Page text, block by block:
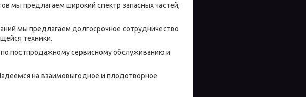
мы предлагаем широкий спектр запасных частей,
мы предлагаем долгосрочное сотрудничество
техники.
постпродажному сервисному обслуживанию и
на взаимовыгодное и плодотворное